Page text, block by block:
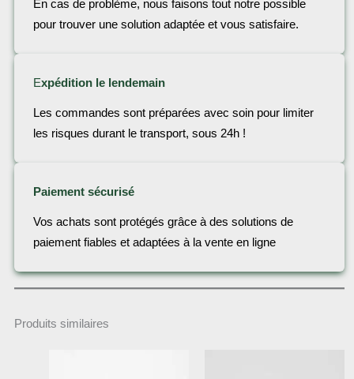
En cas de problème, nous faisons tout notre possible
pour trouver une solution adaptée et vous satisfaire.
Expédition le lendemain
Les commandes sont préparées avec soin pour limiter
les risques durant le transport, sous 24h !
Paiement sécurisé
Vos achats sont protégés grâce à des solutions de
paiement fiables et adaptées à la vente en ligne
Produits similaires